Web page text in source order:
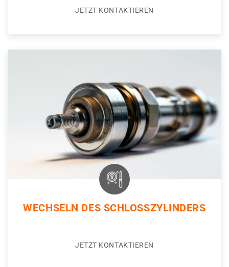
JETZT KONTAKTIEREN
WECHSELN DES SCHLOSSZYLINDERS
JETZT KONTAKTIEREN